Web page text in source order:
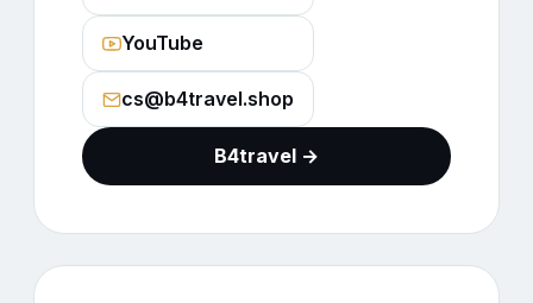
YouTube
cs@b4travel.shop
B4travel →